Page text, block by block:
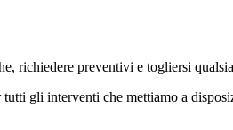
richiedere preventivi e togliersi
gli interventi che mettiamo a